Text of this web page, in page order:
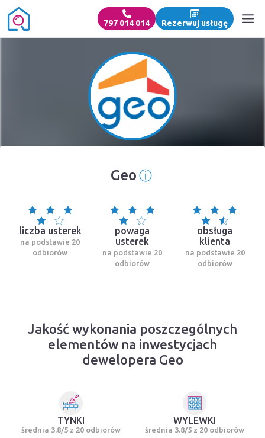
797 014 014 Rezerwuj usługę
GeoⓘInformacja o
liczba usterek
na podstawie 20
odbiorów
powaga
usterek
na podstawie 20
odbiorów
obsługa
klienta
na podstawie 20
odbiorów
Jakość wykonania poszczególnych
elementów na inwestycjach
dewelopera Geo
TYNKI
średnia 3.8/5 z 20 odbiorów
WYLEWKI
średnia 3.8/5 z 20 odbiorów